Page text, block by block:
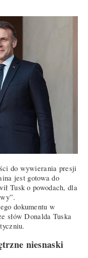
do wywierania presji
jest gotowa do
Tusk o powodach, dla
dokumentu w
słów Donalda Tuska
niesnaski